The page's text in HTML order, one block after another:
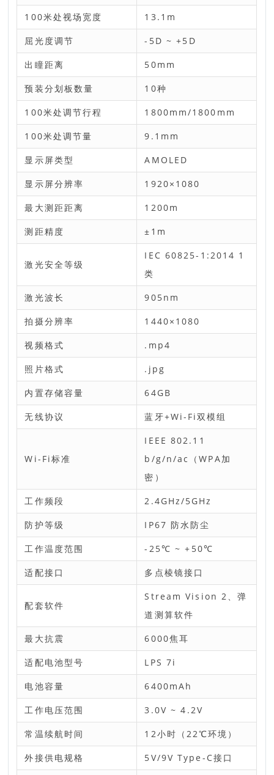
100米处视场宽度 13.1m
屈光度调节 -5D ~ +5D
出瞳距离 50mm
预装分划板数量 10种
100米处调节行程 1800mm/1800mm
100米处调节量 9.1mm
显示屏类型 AMOLED
显示屏分辨率 1920×1080
最大测距距离 1200m
测距精度 ±1m
激光安全等级
IEC 60825-1:2014 1
类
激光波长 905nm
拍摄分辨率 1440×1080
视频格式 .mp4
照片格式 .jpg
内置存储容量 64GB
无线协议 蓝牙+Wi-Fi双模组
Wi-Fi标准
IEEE 802.11
b/g/n/ac（WPA加
密）
工作频段 2.4GHz/5GHz
防护等级 IP67 防水防尘
工作温度范围 -25℃ ~ +50℃
适配接口 多点棱镜接口
配套软件
Stream Vision 2、弹
道测算软件
最大抗震 6000焦耳
适配电池型号 LPS 7i
电池容量 6400mAh
工作电压范围 3.0V ~ 4.2V
常温续航时间 12小时（22℃环境）
外接供电规格 5V/9V Type-C接口